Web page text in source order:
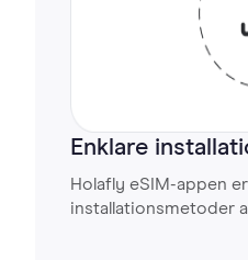
Enklare
Holafly eSIM-appen
installationsmetoder